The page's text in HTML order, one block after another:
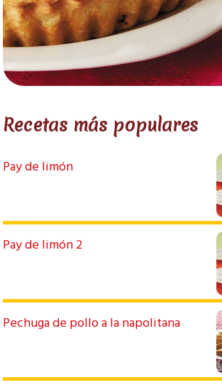
Recetas más populares
Pay de limón
Pay de limón 2
Pechuga de pollo a la napolitana